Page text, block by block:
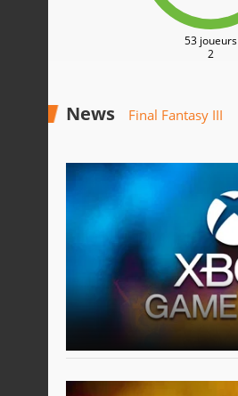
53 joueurs
2
News Final Fantasy III